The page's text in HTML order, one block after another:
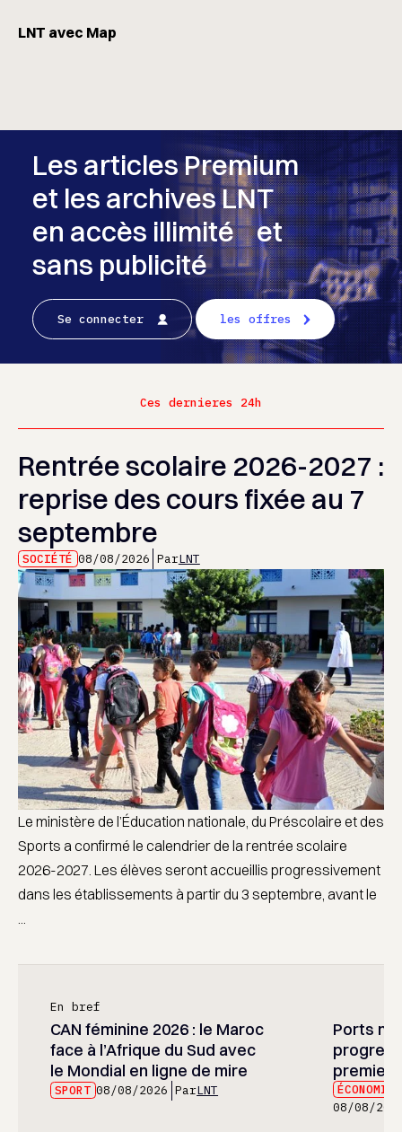
LNT avec Map
Les articles Premium
et les archives LNT
en accès illimité et
sans publicité
Se connecter les offres
Ces dernieres 24h
Rentrée scolaire 2026-2027 :
reprise des cours fixée au 7
septembre
SOCIÉTÉ 08/08/2026 ParLNT
Le ministère de l’Éducation nationale, du Préscolaire et des
Sports a confirmé le calendrier de la rentrée scolaire
2026-2027. Les élèves seront accueillis progressivement
dans les établissements à partir du 3 septembre, avant le
...
En bref
CAN féminine 2026 : le Maroc
face à l’Afrique du Sud avec
le Mondial en ligne de mire
SPORT 08/08/2026 ParLNT
Ports
premier
08/08/